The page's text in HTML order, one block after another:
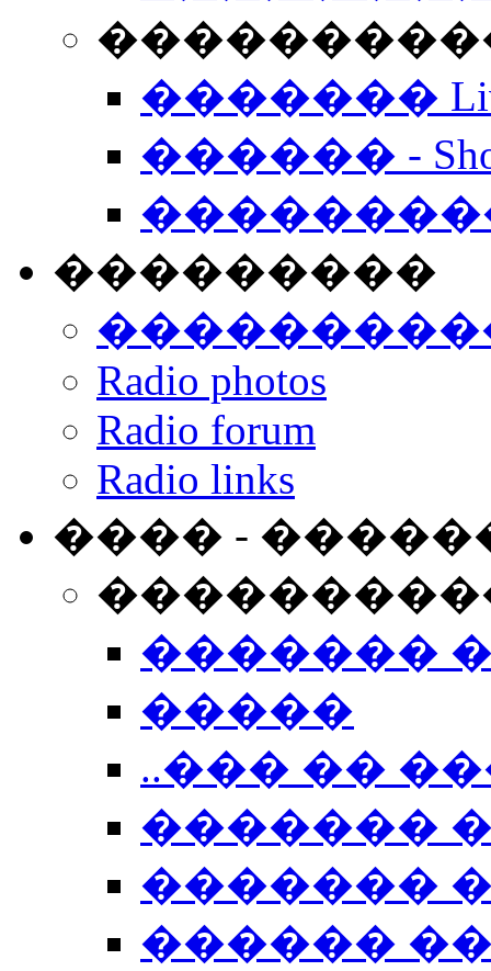
����������
�������
������ -
���������
Radio photos
Radio forum
Radio links
���� -
�������
�����
..��� ��
�������
�������
������